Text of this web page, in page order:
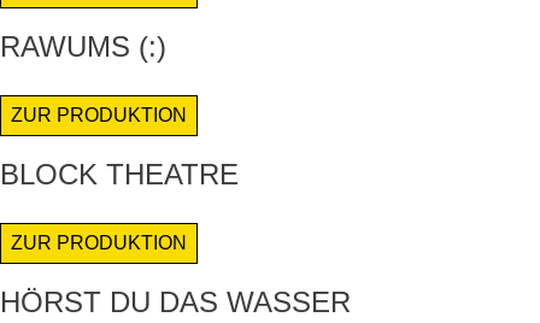
RAWUMS (:)
ZUR PRODUKTION
BLOCK THEATRE
ZUR PRODUKTION
HÖRST DU DAS WASSER